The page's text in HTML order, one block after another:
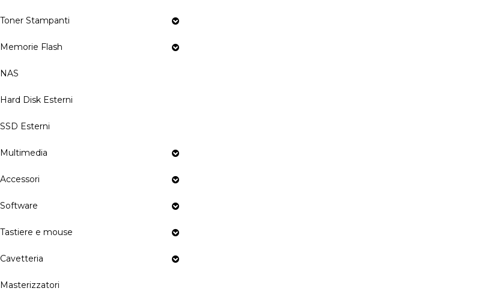
Toner Stampanti
Memorie Flash
NAS
Hard Disk Esterni
SSD Esterni
Multimedia
Accessori
Software
Tastiere e mouse
Cavetteria
Masterizzatori